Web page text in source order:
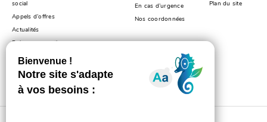
social
Appels d’offres
Actualités
Foire aux questions
En cas d’urgence
Nos coordonnées
Plan du site